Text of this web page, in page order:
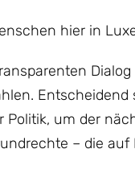
hier in
Politik, um der
– die